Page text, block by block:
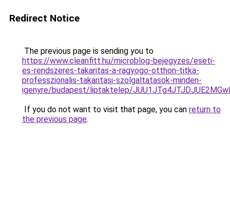
Redirect Notice
The previous page is sending you to
https://www.cleanfitt.hu/microblog-bejegyzes/eseti-
es-rendszeres-takaritas-a-ragyogo-otthon-titka-
professzionalis-takaritasi-szolgaltatasok-minden-
igenyre/budapest/liptaktelep/
If you do not want to visit that page, you can return to
the previous page.